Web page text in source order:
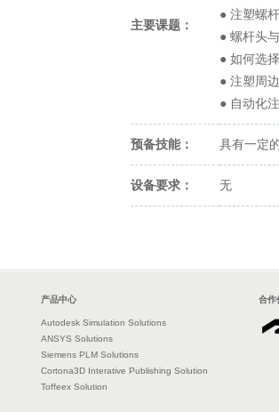
主要课题：
● 注塑螺
● 螺杆头
● 如何选
● 注塑周
● 自动化
预备技能： 具有一定
设备要求： 无
产品中心
Autodesk Simulation Solutions
ANSYS Solutions
Siemens PLM Solutions
Cortona3D Interative Publishing Solution
Toffeex Solution
合作